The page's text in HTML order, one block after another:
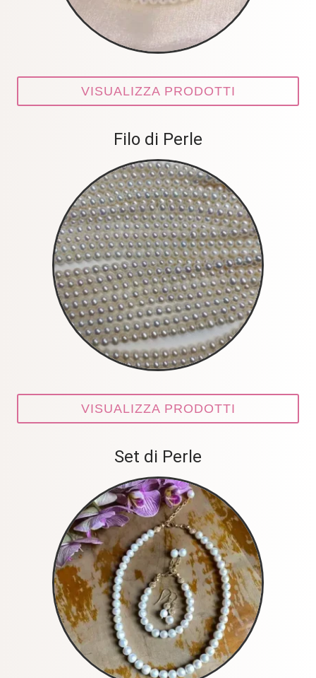
VISUALIZZA PRODOTTI
Filo di Perle
VISUALIZZA PRODOTTI
Set di Perle